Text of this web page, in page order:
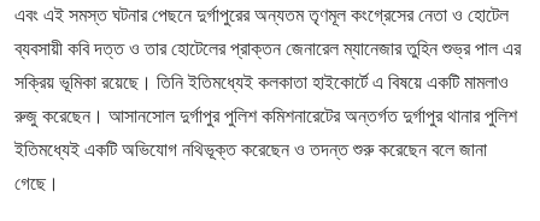
এবং এই সমস্ত ঘটনার পেছনে দুর্গাপুরের অন্যতম তৃণমূল কংগ্রেসের নেতা ও হোটেল
ব্যবসায়ী কবি দত্ত ও তার হোটেলের প্রাক্তন জেনারেল ম্যানেজার তুহিন শুভ্র পাল এর
সক্রিয় ভূমিকা রয়েছে। তিনি ইতিমধ্যেই কলকাতা হাইকোর্টে এ বিষয়ে একটি মামলাও
রুজু করেছেন। আসানসোল দুর্গাপুর পুলিশ কমিশনারেটের অন্তর্গত দুর্গাপুর থানার পুলিশ
ইতিমধ্যেই একটি অভিযোগ নথিভূক্ত করেছেন ও তদন্ত শুরু করেছেন বলে জানা
গেছে।